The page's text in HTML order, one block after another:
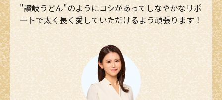
"讃岐うどん"のようにコシがあってしなやかなリポ
ートで太く長く愛していただけるよう頑張ります！